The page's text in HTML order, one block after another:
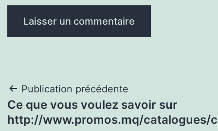
Navigation
de
Publication précédente
Ce que vous voulez savoir sur
http://www.promos.mq/catalogues/